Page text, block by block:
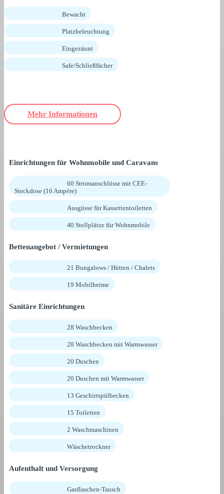
Bewacht
Platzbeleuchtung
Eingezäunt
Safe/Schließfächer
Mehr Informationen
Einrichtungen für Wohnmobile und Caravans
60 Stromanschlüsse mit CEE-
Steckdose (16 Ampère)
Ausgüsse für Kassettentoiletten
40 Stellplätze für Wohnmobile
Bettenangebot / Vermietungen
21 Bungalows / Hütten / Chalets
19 Mobilheime
Sanitäre Einrichtungen
28 Waschbecken
28 Waschbecken mit Warmwasser
20 Duschen
20 Duschen mit Warmwasser
13 Geschirrspülbecken
15 Toiletten
2 Waschmaschinen
Wäschetrockner
Aufenthalt und Versorgung
Gasflaschen-Tausch